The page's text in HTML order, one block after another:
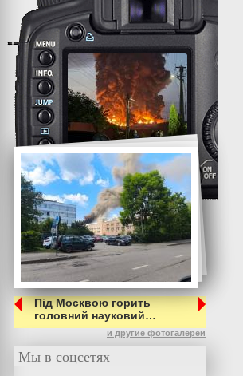
Під Москвою горить
головний науковий…
и другие фотогалереи
Мы в соцсетях